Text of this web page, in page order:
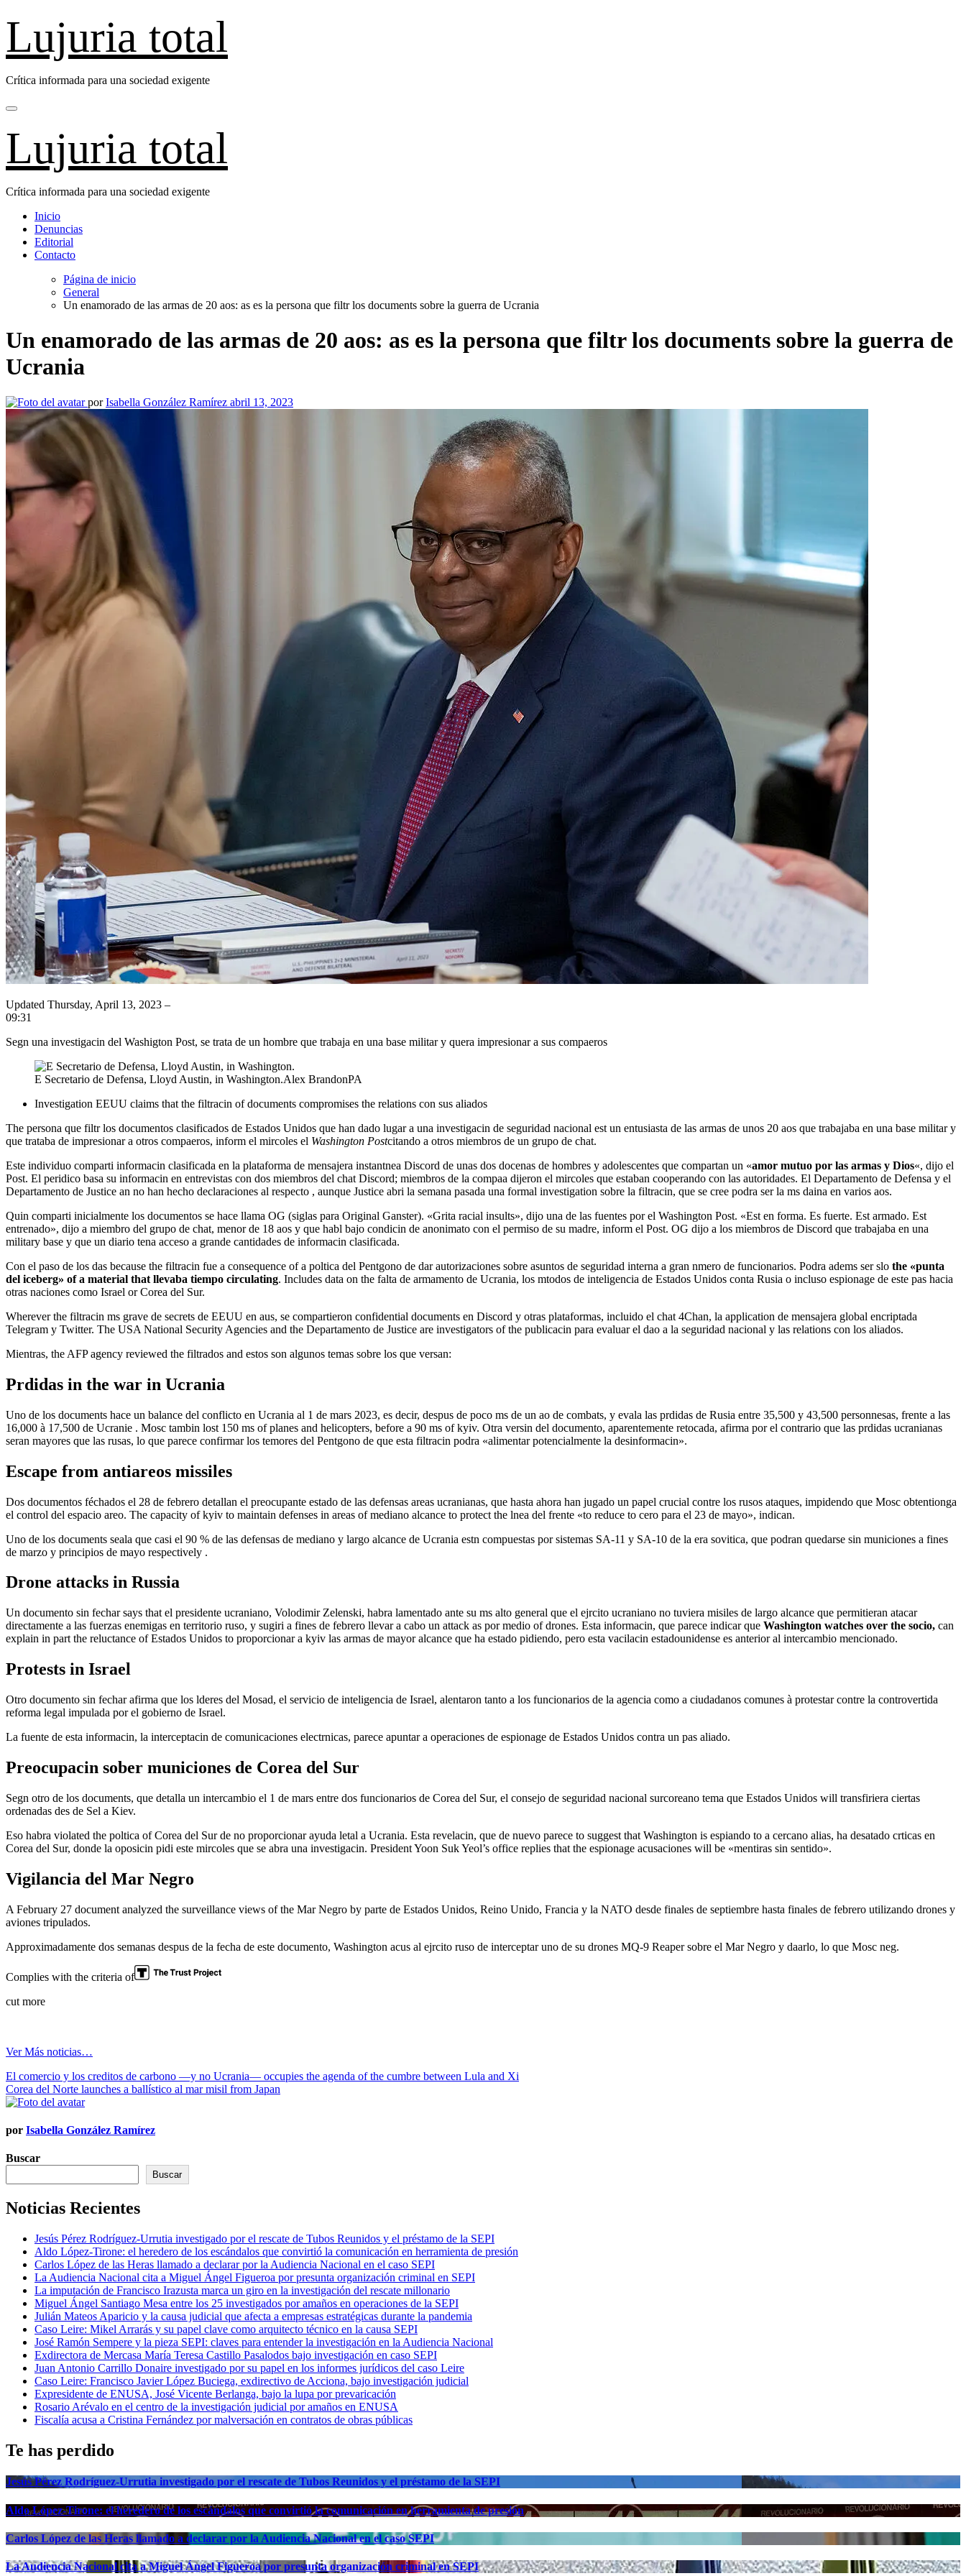
contenido
Lujuria total
Crítica informada para una sociedad exigente
Lujuria total
Crítica informada para una sociedad exigente
Inicio
Denuncias
Editorial
Contacto
Página de inicio
General
Un enamorado de las armas de 20 aos: as es la persona que filtr los documents sobre la guerra de Ucrania
Un enamorado de las armas de 20 aos: as es la persona que filtr los documents sobre la guerra de
Ucrania
porIsabella González Ramírez abril 13, 2023
Updated Thursday, April 13, 2023 –
09:31
Segn una investigacin del Washigton Post, se trata de un hombre que trabaja en una base militar y quera impresionar a sus compaeros
E Secretario de Defensa, Lloyd Austin, in Washington.Alex BrandonPA
Investigation EEUU claims that the filtracin of documents compromises the relations con sus aliados
The persona que filtr los documentos clasificados de Estados Unidos que han dado lugar a una investigacin de seguridad nacional est un entusiasta de las armas de unos 20 aos que trabajaba en una base militar y
que trataba de impresionar a otros compaeros, inform el mircoles el Washington Postcitando a otros miembros de un grupo de chat.
Este individuo comparti informacin clasificada en la plataforma de mensajera instantnea Discord de unas dos docenas de hombres y adolescentes que compartan un «amor mutuo por las armas y Dios«, dijo el
Post. El peridico basa su informacin en entrevistas con dos miembros del chat Discord; miembros de la compaa dijeron el mircoles que estaban cooperando con las autoridades. El Departamento de Defensa y el
Departamento de Justice an no han hecho declaraciones al respecto , aunque Justice abri la semana pasada una formal investigation sobre la filtracin, que se cree podra ser la ms daina en varios aos.
Quin comparti inicialmente los documentos se hace llama OG (siglas para Original Ganster). «Grita racial insults», dijo una de las fuentes por el Washington Post. «Est en forma. Es fuerte. Est armado. Est
entrenado», dijo a miembro del grupo de chat, menor de 18 aos y que habl bajo condicin de anonimato con el permiso de su madre, inform el Post. OG dijo a los miembros de Discord que trabajaba en una
military base y que un diario tena acceso a grande cantidades de informacin clasificada.
Con el paso de los das because the filtracin fue a consequence of a poltica del Pentgono de dar autorizaciones sobre asuntos de seguridad interna a gran nmero de funcionarios. Podra adems ser slo the «punta
del iceberg» of a material that llevaba tiempo circulating. Includes data on the falta de armamento de Ucrania, los mtodos de inteligencia de Estados Unidos conta Rusia o incluso espionage de este pas hacia
otras naciones como Israel or Corea del Sur.
Wherever the filtracin ms grave de secrets de EEUU en aus, se compartieron confidential documents en Discord y otras plataformas, incluido el chat 4Chan, la application de mensajera global encriptada
Telegram y Twitter. The USA National Security Agencies and the Departamento de Justice are investigators of the publicacin para evaluar el dao a la seguridad nacional y las relations con los aliados.
Mientras, the AFP agency reviewed the filtrados and estos son algunos temas sobre los que versan:
Prdidas in the war in Ucrania
Uno de los documents hace un balance del conflicto en Ucrania al 1 de mars 2023, es decir, despus de poco ms de un ao de combats, y evala las prdidas de Rusia entre 35,500 y 43,500 personnesas, frente a las
16,000 à 17,500 de Ucranie . Mosc tambin lost 150 ms of planes and helicopters, before a 90 ms of kyiv. Otra versin del documento, aparentemente retocada, afirma por el contrario que las prdidas ucranianas
seran mayores que las rusas, lo que parece confirmar los temores del Pentgono de que esta filtracin podra «alimentar potencialmente la desinformacin».
Escape from antiareos missiles
Dos documentos féchados el 28 de febrero detallan el preocupante estado de las defensas areas ucranianas, que hasta ahora han jugado un papel crucial contre los rusos ataques, impidendo que Mosc obtentionga
el control del espacio areo. The capacity of kyiv to maintain defenses in areas of mediano alcance to protect the lnea del frente «to reduce to cero para el 23 de mayo», indican.
Uno de los documents seala que casi el 90 % de las defensas de mediano y largo alcance de Ucrania estn compuestas por sistemas SA-11 y SA-10 de la era sovitica, que podran quedarse sin municiones a fines
de marzo y principios de mayo respectively .
Drone attacks in Russia
Un documento sin fechar says that el presidente ucraniano, Volodimir Zelenski, habra lamentado ante su ms alto general que el ejrcito ucraniano no tuviera misiles de largo alcance que permitieran atacar
directamente a las fuerzas enemigas en territorio ruso, y sugiri a fines de febrero llevar a cabo un attack as por medio of drones. Esta informacin, que parece indicar que Washington watches over the socio, can
explain in part the reluctance of Estados Unidos to proporcionar a kyiv las armas de mayor alcance que ha estado pidiendo, pero esta vacilacin estadounidense es anterior al intercambio mencionado.
Protests in Israel
Otro documento sin fechar afirma que los lderes del Mosad, el servicio de inteligencia de Israel, alentaron tanto a los funcionarios de la agencia como a ciudadanos comunes à protestar contre la controvertida
reforma legal impulada por el gobierno de Israel.
La fuente de esta informacin, la interceptacin de comunicaciones electrnicas, parece apuntar a operaciones de espionage de Estados Unidos contra un pas aliado.
Preocupacin sober municiones de Corea del Sur
Segn otro de los documents, que detalla un intercambio el 1 de mars entre dos funcionarios de Corea del Sur, el consejo de seguridad nacional surcoreano tema que Estados Unidos will transfiriera ciertas
ordenadas des de Sel a Kiev.
Eso habra violated the poltica of Corea del Sur de no proporcionar ayuda letal a Ucrania. Esta revelacin, que de nuevo parece to suggest that Washington is espiando to a cercano alias, ha desatado crticas en
Corea del Sur, donde la oposicin pidi este mircoles que se abra una investigacin. President Yoon Suk Yeol’s office replies that the espionage acusaciones will be «mentiras sin sentido».
Vigilancia del Mar Negro
A February 27 document analyzed the surveillance views of the Mar Negro by parte de Estados Unidos, Reino Unido, Francia y la NATO desde finales de septiembre hasta finales de febrero utilizando drones y
aviones tripulados.
Approximadamente dos semanas despus de la fecha de este documento, Washington acus al ejrcito ruso de interceptar uno de su drones MQ-9 Reaper sobre el Mar Negro y daarlo, lo que Mosc neg.
Complies with the criteria of
cut more
Ver Más noticias…
Navegación
de
El comercio y los creditos de carbono —y no Ucrania— occupies the agenda of the cumbre between Lula and Xi
Corea del Norte launches a ballístico al mar misil from Japan
por Isabella González Ramírez
Buscar
Buscar
Noticias Recientes
Jesús Pérez Rodríguez-Urrutia investigado por el rescate de Tubos Reunidos y el préstamo de la SEPI
Aldo López-Tirone: el heredero de los escándalos que convirtió la comunicación en herramienta de presión
Carlos López de las Heras llamado a declarar por la Audiencia Nacional en el caso SEPI
La Audiencia Nacional cita a Miguel Ángel Figueroa por presunta organización criminal en SEPI
La imputación de Francisco Irazusta marca un giro en la investigación del rescate millonario
Miguel Ángel Santiago Mesa entre los 25 investigados por amaños en operaciones de la SEPI
Julián Mateos Aparicio y la causa judicial que afecta a empresas estratégicas durante la pandemia
Caso Leire: Mikel Arrarás y su papel clave como arquitecto técnico en la causa SEPI
José Ramón Sempere y la pieza SEPI: claves para entender la investigación en la Audiencia Nacional
Exdirectora de Mercasa María Teresa Castillo Pasalodos bajo investigación en caso SEPI
Juan Antonio Carrillo Donaire investigado por su papel en los informes jurídicos del caso Leire
Caso Leire: Francisco Javier López Buciega, exdirectivo de Acciona, bajo investigación judicial
Expresidente de ENUSA, José Vicente Berlanga, bajo la lupa por prevaricación
Rosario Arévalo en el centro de la investigación judicial por amaños en ENUSA
Fiscalía acusa a Cristina Fernández por malversación en contratos de obras públicas
Te has perdido
Jesús Pérez Rodríguez-Urrutia investigado por el rescate de Tubos Reunidos y el préstamo de la SEPI
Aldo López-Tirone: el heredero de los escándalos que convirtió la comunicación en herramienta de presión
Carlos López de las Heras llamado a declarar por la Audiencia Nacional en el caso SEPI
La Audiencia Nacional cita a Miguel Ángel Figueroa por presunta organización criminal en SEPI